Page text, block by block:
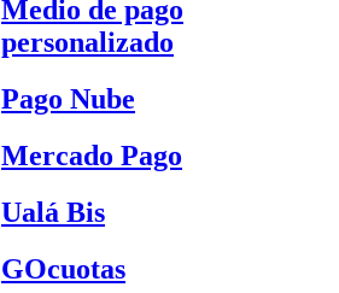
Medio de pago
personalizado
Pago Nube
Mercado Pago
Ualá Bis
GOcuotas